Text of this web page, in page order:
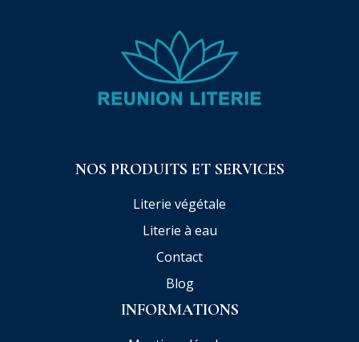
NOS PRODUITS ET SERVICES
Literie végétale
Literie à eau
Contact
Blog
INFORMATIONS